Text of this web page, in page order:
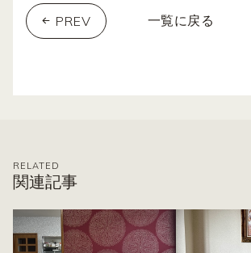
PREV 一覧に戻る
RELATED
関連記事